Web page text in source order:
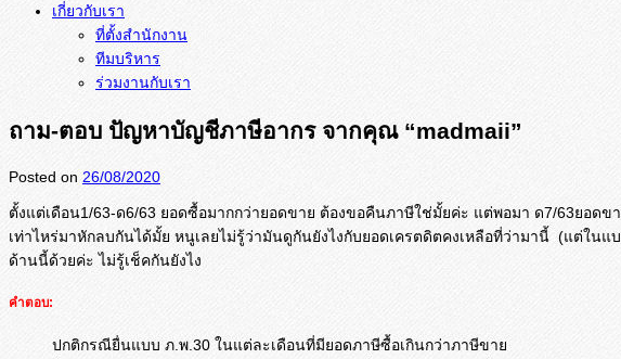
เกี่ยวกับเรา
ที่ตั้งสำนักงาน
ทีมบริหาร
ร่วมงานกับเรา
ถาม-ตอบ ปัญหาบัญชีภาษีอากร จากคุณ “madmaii”
Posted on 26/08/2020
ตั้งแต่เดือน1/63-ด6/63 ยอดซื้อมากกว่ายอดขาย ต้องขอคืนภาษีใช่มั้ยค่ะ แต่พอมา ด7/63ยอดข
เท่าไหร่มาหักลบกันได้มั้ย หนูเลยไม่รู้ว่ามันดูกันยังไงกับยอดเครตดิตคงเหลือที่ว่ามานี้ (แต่ในแ
ด้านนี้ด้วยค่ะ ไม่รู้เช็คกันยังไง
คำตอบ:
ปกติกรณียื่นแบบ ภ.พ.30 ในแต่ละเดือนที่มียอดภาษีซื้อเกินกว่าภาษีขาย